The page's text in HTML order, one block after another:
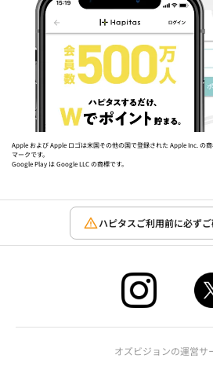
Apple および Apple ロゴは米国その他の国で登録された Apple Inc. の
マークです。
Google Play は Google LLC の商標です。
ハピタスご利用前に必ず
オズビジョンの運営サ